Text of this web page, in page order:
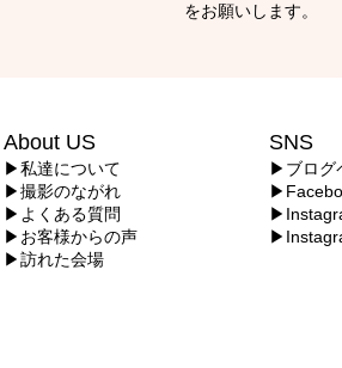
をお願いします。
About US
▶私達について
▶撮影のながれ
▶よくある質問
▶お客様からの声
▶訪れた会場
SNS
▶ブログ